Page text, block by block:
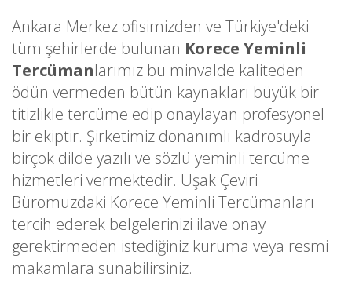
Ankara Merkez ofisimizden ve Türkiye'deki
tüm şehirlerde bulunan Korece Yeminli
Tercümanlarımız bu minvalde kaliteden
ödün vermeden bütün kaynakları büyük bir
titizlikle tercüme edip onaylayan profesyonel
bir ekiptir. Şirketimiz donanımlı kadrosuyla
birçok dilde yazılı ve sözlü yeminli tercüme
hizmetleri vermektedir. Uşak Çeviri
Büromuzdaki Korece Yeminli Tercümanları
tercih ederek belgelerinizi ilave onay
gerektirmeden istediğiniz kuruma veya resmi
makamlara sunabilirsiniz.